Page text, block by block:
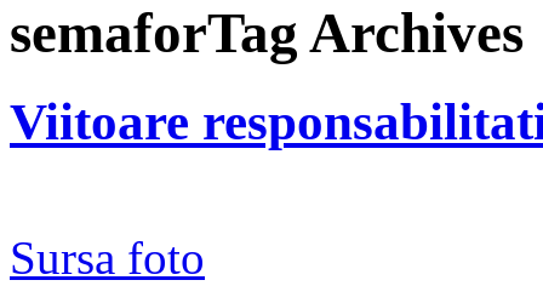
semaforTag Archives
Viitoare
Sursa foto